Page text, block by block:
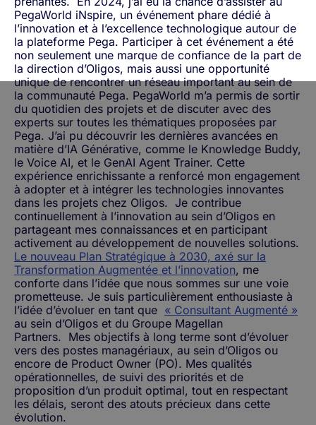
PegaWorld iNspire, un événement phare dédié à
l’innovation et à l’excellence technologique autour de
la plateforme Pega. Participer à cet événement a été
non seulement une marque de confiance de la part de
la direction d’Oligos, mais aussi une opportunité
unique de rencontrer un réseau important au sein de
la communauté Pega. PegaWorld m’a permis de sortir
du quotidien des projets et de discuter avec des
experts sur toutes les thématiques proposées par
Pega. J’ai pu découvrir les dernières avancées en
matière d’IA Générative, comme le Knowledge Buddy,
le Voice AI, et le GenAI Agent Trainer. Cette
expérience enrichissante a renforcé mon engagement
à adopter et à intégrer les technologies innovantes
dans les projets chez Oligos. Je contribue
continuellement à l’innovation au sein d’Oligos en
partageant mes connaissances et en participant
activement au développement de nouvelles solutions.
Le nouveau Plan Stratégique à 2030, axé sur la
Transformation Augmentée et l’innovation, me
conforte dans l’idée que nous sommes sur une voie
prometteuse. Je suis particulièrement enthousiaste à
l’idée d’évoluer en tant que « Consultant Augmenté »
au sein d’Oligos et du Groupe Magellan
Partners. Mes objectifs à long terme sont d’évoluer
vers des postes managériaux, au sein d’Oligos ou
encore de Product Owner (PO). Mes qualités
opérationnelles, de suivi des priorités et de
proposition d’un produit optimal, tout en respectant
les délais, seront des atouts précieux dans cette
évolution.